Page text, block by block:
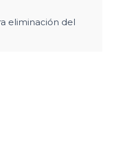
eliminación del